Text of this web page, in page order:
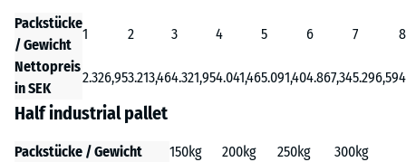
Packstücke
/ Gewicht
1 2 3 4 5 6 7
8
Nettopreis
in SEK
2.326,953.213,464.321,954.041,465.091,404.867,345.296,59
Half industrial pallet
Packstücke / Gewicht 150kg 200kg 250kg
300kg